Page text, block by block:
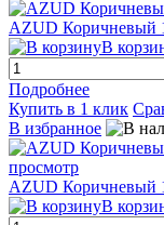
AZUD Коричневый
В
Подробнее
Купить в 1 клик
В избранное
просмотр
AZUD Коричневый
В